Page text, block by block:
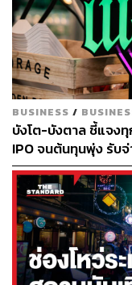
BUSINESS /
บังโต-บังตาล ชี้แจงทุ
IPO จนต้นทุนพุ่ง รับ
เงินประกันสังคม